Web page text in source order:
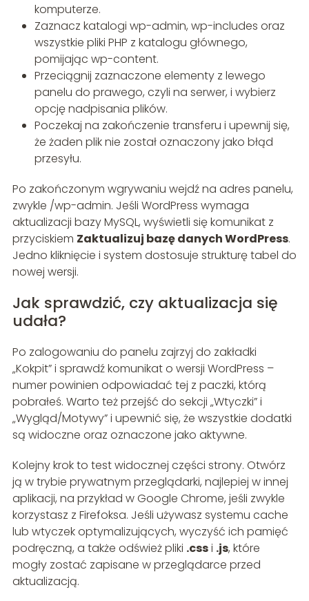
komputerze.
Zaznacz katalogi wp-admin, wp-includes oraz
wszystkie pliki PHP z katalogu głównego,
pomijając wp-content.
Przeciągnij zaznaczone elementy z lewego
panelu do prawego, czyli na serwer, i wybierz
opcję nadpisania plików.
Poczekaj na zakończenie transferu i upewnij się,
że żaden plik nie został oznaczony jako błąd
przesyłu.
Po zakończonym wgrywaniu wejdź na adres panelu,
zwykle /wp-admin. Jeśli WordPress wymaga
aktualizacji bazy MySQL, wyświetli się komunikat z
przyciskiem Zaktualizuj bazę danych WordPress.
Jedno kliknięcie i system dostosuje strukturę tabel do
nowej wersji.
Jak sprawdzić, czy aktualizacja się
udała?
Po zalogowaniu do panelu zajrzyj do zakładki
„Kokpit” i sprawdź komunikat o wersji WordPress –
numer powinien odpowiadać tej z paczki, którą
pobrałeś. Warto też przejść do sekcji „Wtyczki” i
„Wygląd/Motywy” i upewnić się, że wszystkie dodatki
są widoczne oraz oznaczone jako aktywne.
Kolejny krok to test widocznej części strony. Otwórz
ją w trybie prywatnym przeglądarki, najlepiej w innej
aplikacji, na przykład w Google Chrome, jeśli zwykle
korzystasz z Firefoksa. Jeśli używasz systemu cache
lub wtyczek optymalizujących, wyczyść ich pamięć
podręczną, a także odśwież pliki .cssi .js, które
mogły zostać zapisane w przeglądarce przed
aktualizacją.